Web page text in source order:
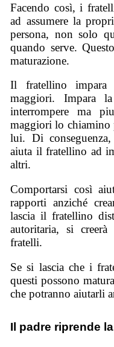
Facendo così, i
ad assumere la
persona, non solo
quando serve.
maturazione.
Il fratellino impara
maggiori. Impara
interrompere ma
maggiori lo chiamino
lui. Di
aiuta il fratellino ad
altri.
Comportarsi così
rapporti anziché
lascia il fratellino
autoritaria, si
fratelli.
Se si lascia che i
questi possono
che potranno aiutarli
Il padre riprende